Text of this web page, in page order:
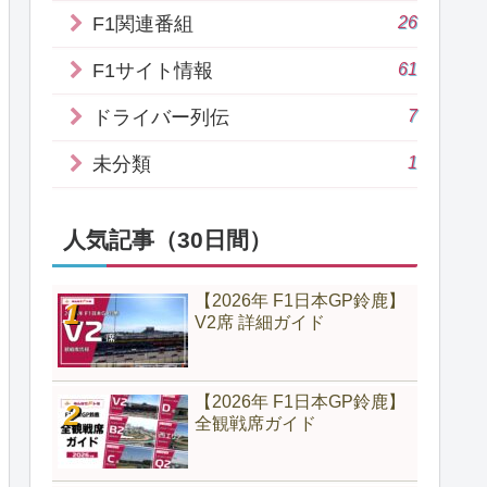
F1関連番組 26
F1サイト情報 61
ドライバー列伝 7
未分類 1
人気記事（30日間）
【2026年 F1日本GP鈴鹿】
V2席 詳細ガイド
【2026年 F1日本GP鈴鹿】
全観戦席ガイド